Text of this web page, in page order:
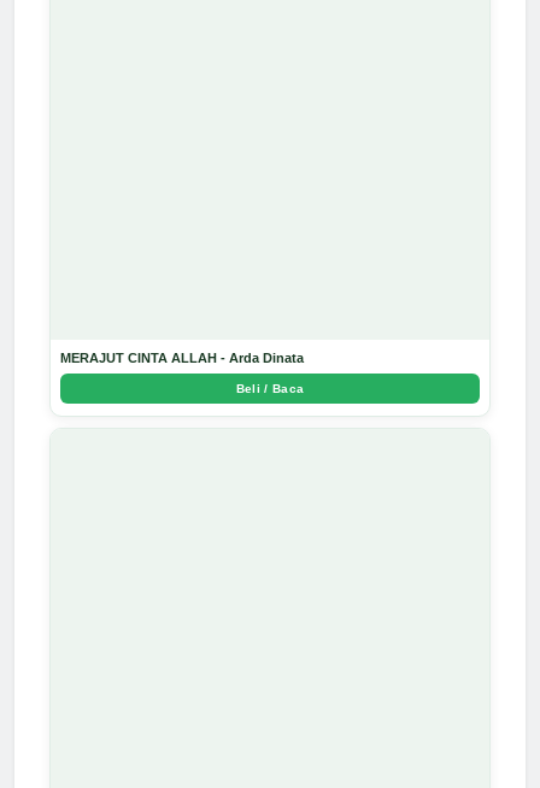
MERAJUT CINTA ALLAH - Arda Dinata
Beli / Baca